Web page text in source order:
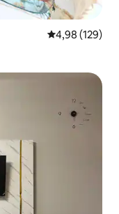
Средна
4,98 (129)